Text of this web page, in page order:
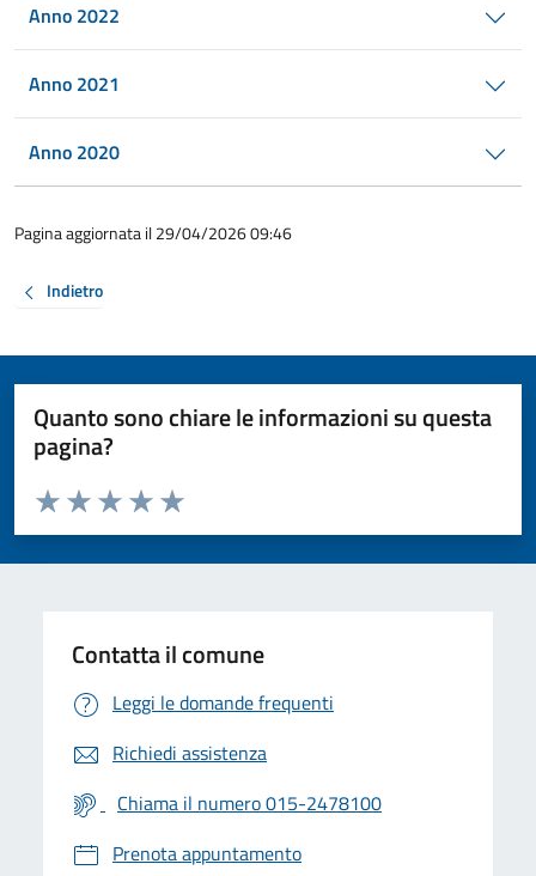
Anno 2022
Anno 2021
Anno 2020
Pagina aggiornata il 29/04/2026 09:46
Indietro
Quanto sono chiare le informazioni su questa
pagina?
Valuta da 1 a 5 stelle la pagina
Valuta 5 stelle su 5
Valuta 4 stelle su 5
Valuta 3 stelle su 5
Valuta 2 stelle su 5
Valuta 1 stelle su 5
Contatta il comune
Leggi le domande frequenti
Richiedi assistenza
Chiama il numero 015-2478100
Prenota appuntamento